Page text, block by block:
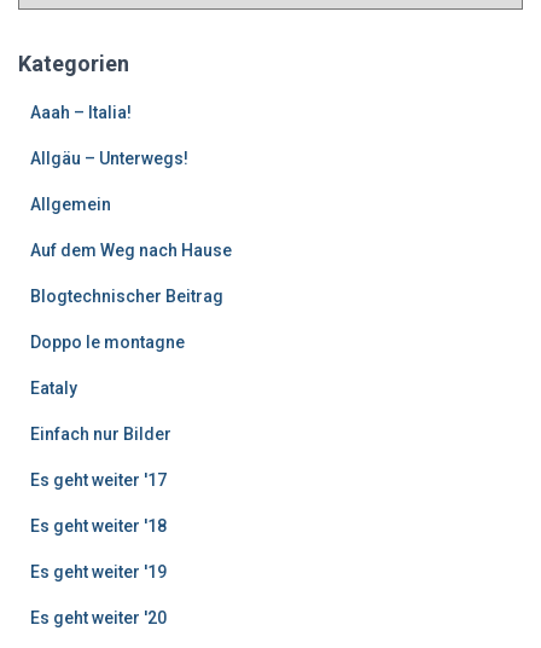
e
Kategorien
Aaah – Italia!
Allgäu – Unterwegs!
Allgemein
Auf dem Weg nach Hause
Blogtechnischer Beitrag
Doppo le montagne
Eataly
Einfach nur Bilder
Es geht weiter '17
Es geht weiter '18
Es geht weiter '19
Es geht weiter '20